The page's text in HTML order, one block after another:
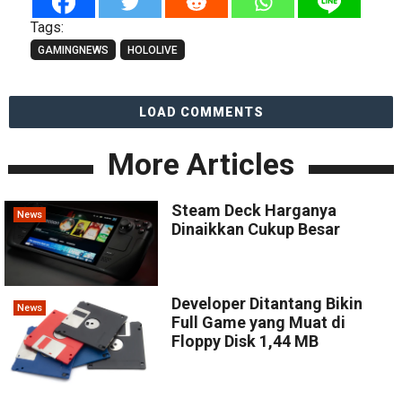
Tags:
GAMINGNEWS HOLOLIVE
LOAD COMMENTS
More Articles
News
Steam Deck Harganya
Dinaikkan Cukup Besar
News
Developer Ditantang Bikin
Full Game yang Muat di
Floppy Disk 1,44 MB